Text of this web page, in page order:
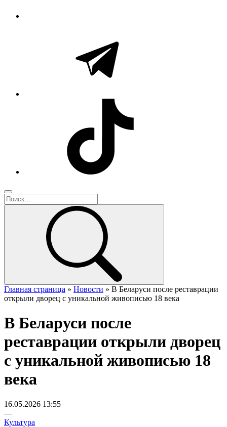
Главная страница » Новости » В Беларуси после реставрации
открыли дворец с уникальной живописью 18 века
В Беларуси после
реставрации открыли дворец
с уникальной живописью 18
века
16.05.2026 13:55
—
Культура